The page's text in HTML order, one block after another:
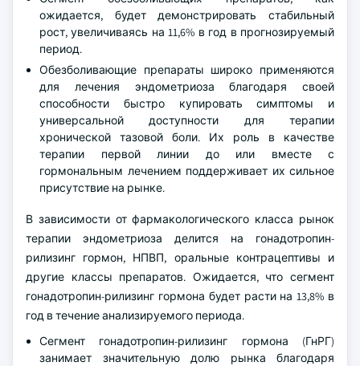
ожидается, будет демонстрировать стабильный
рост, увеличиваясь на 11,6% в год в прогнозируемый
период.
Обезболивающие препараты широко применяются
для лечения эндометриоза благодаря своей
способности быстро купировать симптомы и
универсальной доступности для терапии
хронической тазовой боли. Их роль в качестве
терапии первой линии до или вместе с
гормональным лечением поддерживает их сильное
присутствие на рынке.
В зависимости от фармакологического класса рынок
терапии эндометриоза делится на гонадотропин-
рилизинг гормон, НПВП, оральные контрацептивы и
другие классы препаратов. Ожидается, что сегмент
гонадотропин-рилизинг гормона будет расти на 13,8% в
год в течение анализируемого периода.
Сегмент гонадотропин-рилизинг гормона (ГнРГ)
занимает значительную долю рынка благодаря